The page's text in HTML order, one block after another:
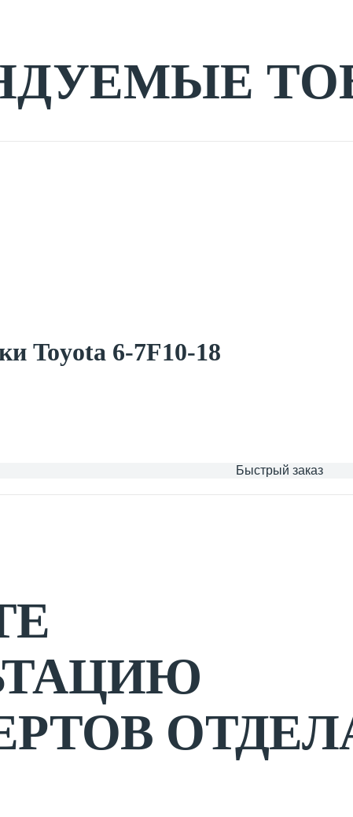
Toyota 6-7F10-18
Быстрый заказ